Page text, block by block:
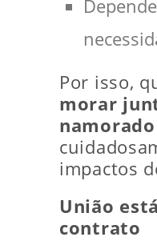
Por isso,
morar
namorado
impactos
União
contrato